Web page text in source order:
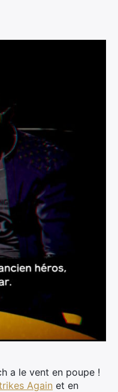
a le vent en poupe !
Again et en